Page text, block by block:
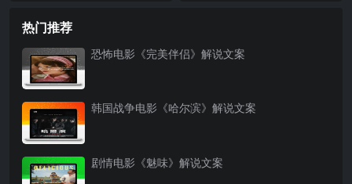
热门推荐
恐怖电影《完美伴侣》解说文案
韩国战争电影《哈尔滨》解说文案
剧情电影《魅味》解说文案